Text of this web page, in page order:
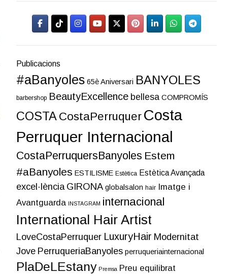
Publicacions
#aBanyoles 65è Aniversari BANYOLES
barbershop BeautyExcellence bellesa COMPROMÍS
COSTA CostaPerruquer Costa
Perruquer Internacional
CostaPerruquersBanyoles Estem
#aBanyoles ESTILISME Estètica Estètica Avançada
excel·lència GIRONA globalsalon hair
Imatge i
Avantguarda
INSTAGRAM internacional
International Hair Artist
LoveCostaPerruquer LuxuryHair Modernitat
Jove PerruqueriaBanyoles perruqueriainternacional
PlaDeLEstany Premsa Preu equilibrat